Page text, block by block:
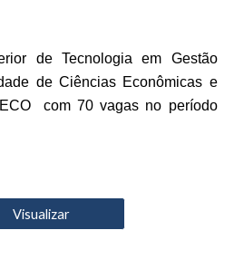
de Tecnologia em Gestão
de Ciências Econômicas e
com 70 vagas no período
Visualizar